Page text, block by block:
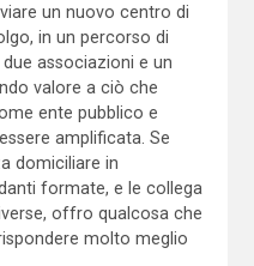
un nuovo centro di
in un percorso di
associazioni e un
valore a ciò che
ente pubblico e
amplificata. Se
domiciliare in
formate, e le collega
offro qualcosa che
molto meglio